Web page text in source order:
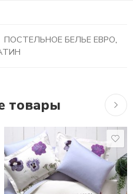
ПОСТЕЛЬНОЕ БЕЛЬЕ ЕВРО,
товары